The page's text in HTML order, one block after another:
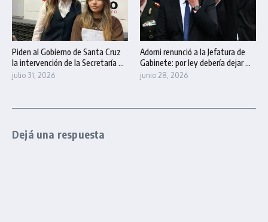
Piden al Gobierno de Santa Cruz
la intervención de la Secretaría ...
julio 31, 2026
Adorni renunció a la Jefatura de
Gabinete: por ley debería dejar ...
junio 28, 2026
Dejá una respuesta